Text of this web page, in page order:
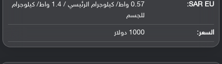
SAR EU:
0.57 واط/ كيلوجرام الرئيسي / 1.4 واط/ كيلوجرام
للجسم
السعر: 1000 دولار